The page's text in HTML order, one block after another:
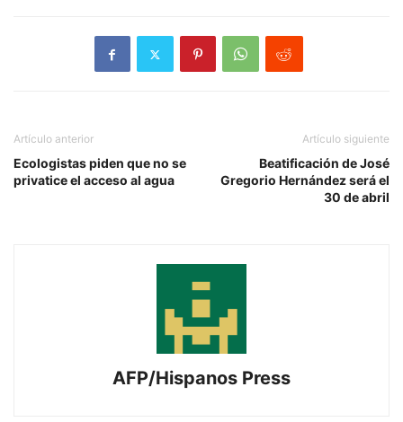
Artículo anterior
Ecologistas piden que no se
privatice el acceso al agua
Artículo siguiente
Beatificación de José
Gregorio Hernández será el
30 de abril
AFP/Hispanos Press